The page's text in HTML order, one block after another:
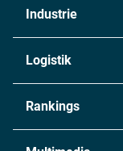
Industrie
Chemie
Metall
Logistik
Rankings